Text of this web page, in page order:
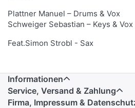
Plattner Manuel – Drums & Vox
Schweiger Sebastian – Keys & Vox
Feat.Simon Strobl - Sax
Informationen
Service, Versand & Zahlung
Firma, Impressum &